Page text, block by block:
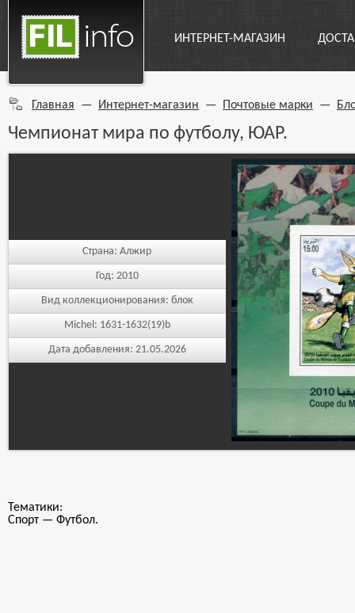
ИНТЕРНЕТ-МАГАЗИН
Главная — Интернет-магазин — Почтовые марки —
Чемпионат мира по футболу, ЮАР.
Страна:Алжир
Год: 2010
Вид коллекционирования: блок
Michel: 1631-1632(19)b
Дата добавления: 21.05.2026
Тематики:
Спорт — Футбол.